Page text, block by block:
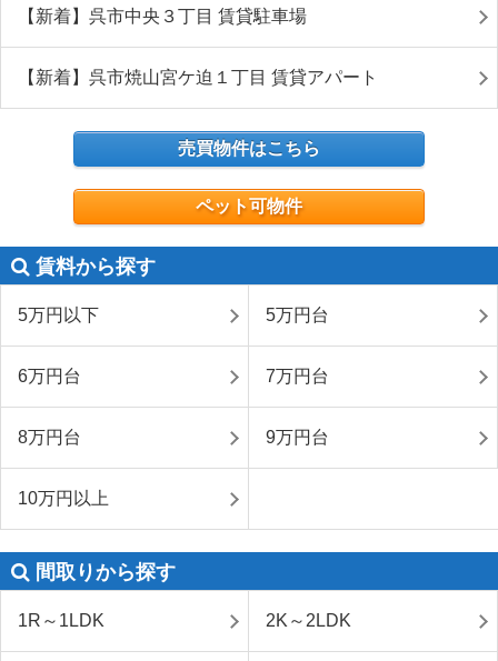
【新着】呉市中央３丁目 賃貸駐車場
【新着】呉市焼山宮ケ迫１丁目 賃貸アパート
売買物件はこちら
ペット可物件
賃料から探す
5万円以下 5万円台
6万円台 7万円台
8万円台 9万円台
10万円以上
間取りから探す
1R～1LDK 2K～2LDK